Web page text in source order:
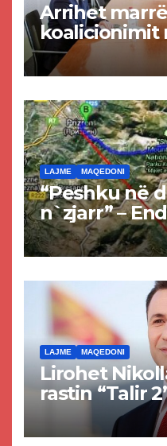
Arrihet
koalicionimit
Kurtit dhe
LAJME MAQEDONI
“Peshku në
n`zjarr” –
projekti i
Tetovës nis
LAJME MAQEDONI
Lirohet
rastin “Talir
akuzat për
paligjshëm